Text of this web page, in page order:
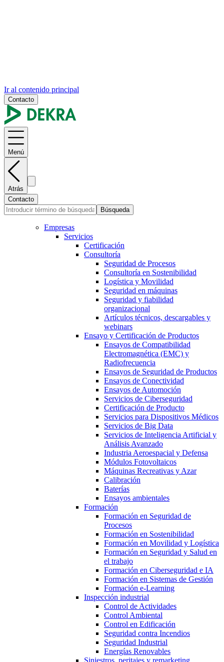
Ir al contenido principal
Contacto
Menú
Atrás
Contacto
Búsqueda
Empresas
Servicios
Certificación
Consultoría
Seguridad de Procesos
Consultoría en Sostenibilidad
Logística y Movilidad
Seguridad en máquinas
Seguridad y fiabilidad
organizacional
Artículos técnicos, descargables y
webinars
Ensayo y Certificación de Productos
Ensayos de Compatibilidad
Electromagnética (EMC) y
Radiofrecuencia
Ensayos de Seguridad de Productos
Ensayos de Conectividad
Ensayos de Automoción
Servicios de Ciberseguridad
Certificación de Producto
Servicios para Dispositivos Médicos
Servicios de Big Data
Servicios de Inteligencia Artificial y
Análisis Avanzado
Industria Aeroespacial y Defensa
Módulos Fotovoltaicos
Máquinas Recreativas y Azar
Calibración
Baterías
Ensayos ambientales
Formación
Formación en Seguridad de
Procesos
Formación en Sostenibilidad
Formación en Movilidad y Logística
Formación en Seguridad y Salud en
el trabajo
Formación en Ciberseguridad e IA
Formación en Sistemas de Gestión
Formación e-Learning
Inspección industrial
Control de Actividades
Control Ambiental
Control en Edificación
Seguridad contra Incendios
Seguridad Industrial
Energías Renovables